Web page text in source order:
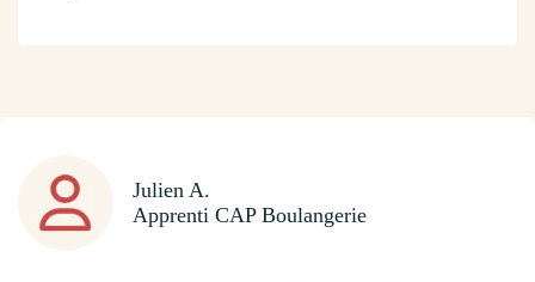
Julien A.
Apprenti CAP Boulangerie